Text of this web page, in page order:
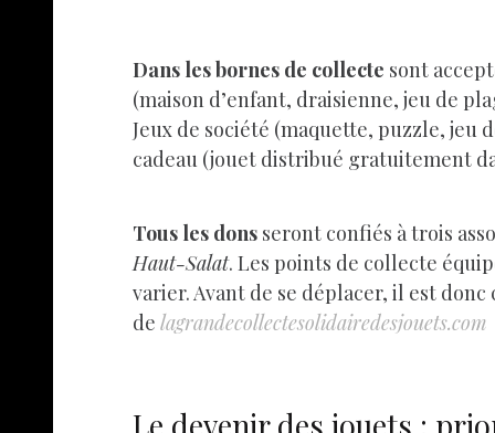
Dans les bornes de collecte sont
(maison d’enfant, draisienne, jeu de
Jeux de société (maquette, puzzle,
cadeau (jouet distribué gratuitement
Tous les dons seront confiés à trois
Haut-Salat. Les points de collecte
varier. Avant de se déplacer, il est
de lagrandecollectesolidairedesjouets.com